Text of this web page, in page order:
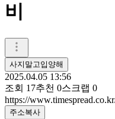
비
사지말고입양해
2025.04.05 13:56
조회 17추천 0스크랩 0
https://
주소복사